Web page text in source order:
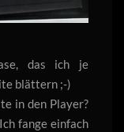
das ich je
blättern ;-)
in den Player?
fange einfach